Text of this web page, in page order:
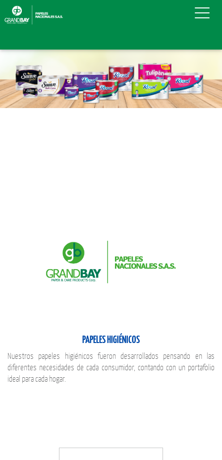
PAPELES HIGIÉNICOS
Nuestros papeles higiénicos fueron desarrollados pensando en las
diferentes necesidades de cada consumidor, contando con un portafolio
ideal para cada hogar.